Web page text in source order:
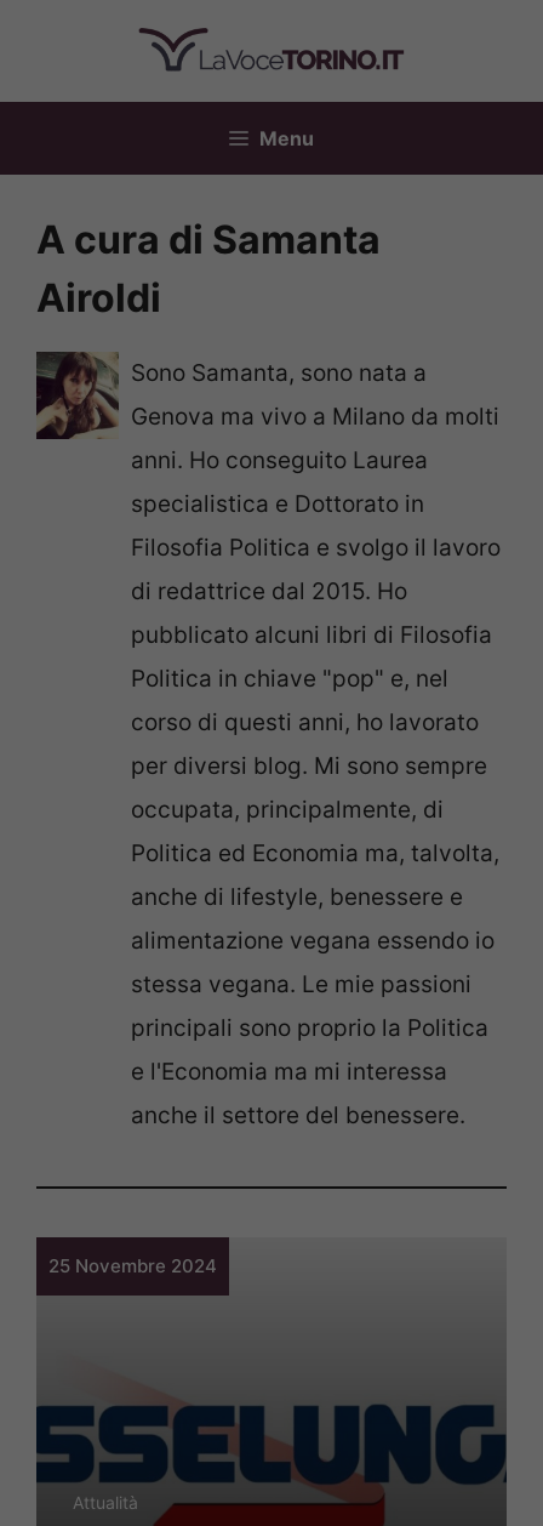
contenuto
Menu
A cura di Samanta
Airoldi
Sono Samanta, sono nata a
Genova ma vivo a Milano da molti
anni. Ho conseguito Laurea
specialistica e Dottorato in
Filosofia Politica e svolgo il lavoro
di redattrice dal 2015. Ho
pubblicato alcuni libri di Filosofia
Politica in chiave "pop" e, nel
corso di questi anni, ho lavorato
per diversi blog. Mi sono sempre
occupata, principalmente, di
Politica ed Economia ma, talvolta,
anche di lifestyle, benessere e
alimentazione vegana essendo io
stessa vegana. Le mie passioni
principali sono proprio la Politica
e l'Economia ma mi interessa
anche il settore del benessere.
25 Novembre 2024
Attualità